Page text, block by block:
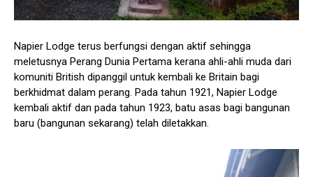
Napier Lodge terus berfungsi dengan aktif sehingga
meletusnya Perang Dunia Pertama kerana ahli-ahli muda dari
komuniti British dipanggil untuk kembali ke Britain bagi
berkhidmat dalam perang. Pada tahun 1921, Napier Lodge
kembali aktif dan pada tahun 1923, batu asas bagi bangunan
baru (bangunan sekarang) telah diletakkan.